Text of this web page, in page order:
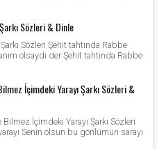
Sözleri & Dinle
Sözleri Şehit tahtında Rabbe
olsaydı der Şehit tahtında Rabbe
İçimdeki Yarayı Şarkı Sözleri &
İçimdeki Yarayı Şarkı Sözleri
Senin olsun bu gönlümün sarayı